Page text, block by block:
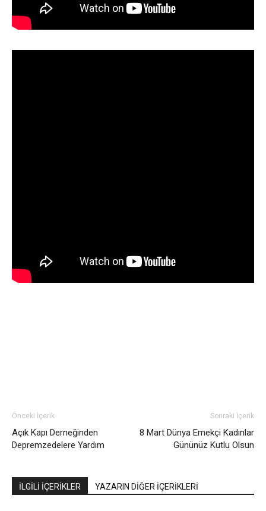
Önceki İçerik
Açık Kapı Derneğinden
Depremzedelere Yardım
Sonraki İçerik
8 Mart Dünya Emekçi Kadınlar
Gününüz Kutlu Olsun
İLGİLİ İÇERİKLER YAZARIN DİĞER İÇERİKLERİ